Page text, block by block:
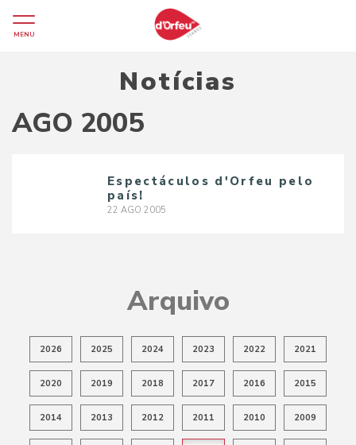
MENU
Notícias
AGO 2005
Espectáculos d'Orfeu pelo
país!
22 AGO 2005
Arquivo
2026 2025 2024 2023 2022 2021
2020 2019 2018 2017 2016 2015
2014 2013 2012 2011 2010 2009